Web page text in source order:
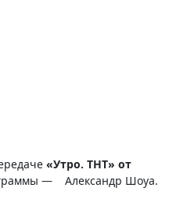
«Утро. ТНТ» от
— Александр Шоуа.